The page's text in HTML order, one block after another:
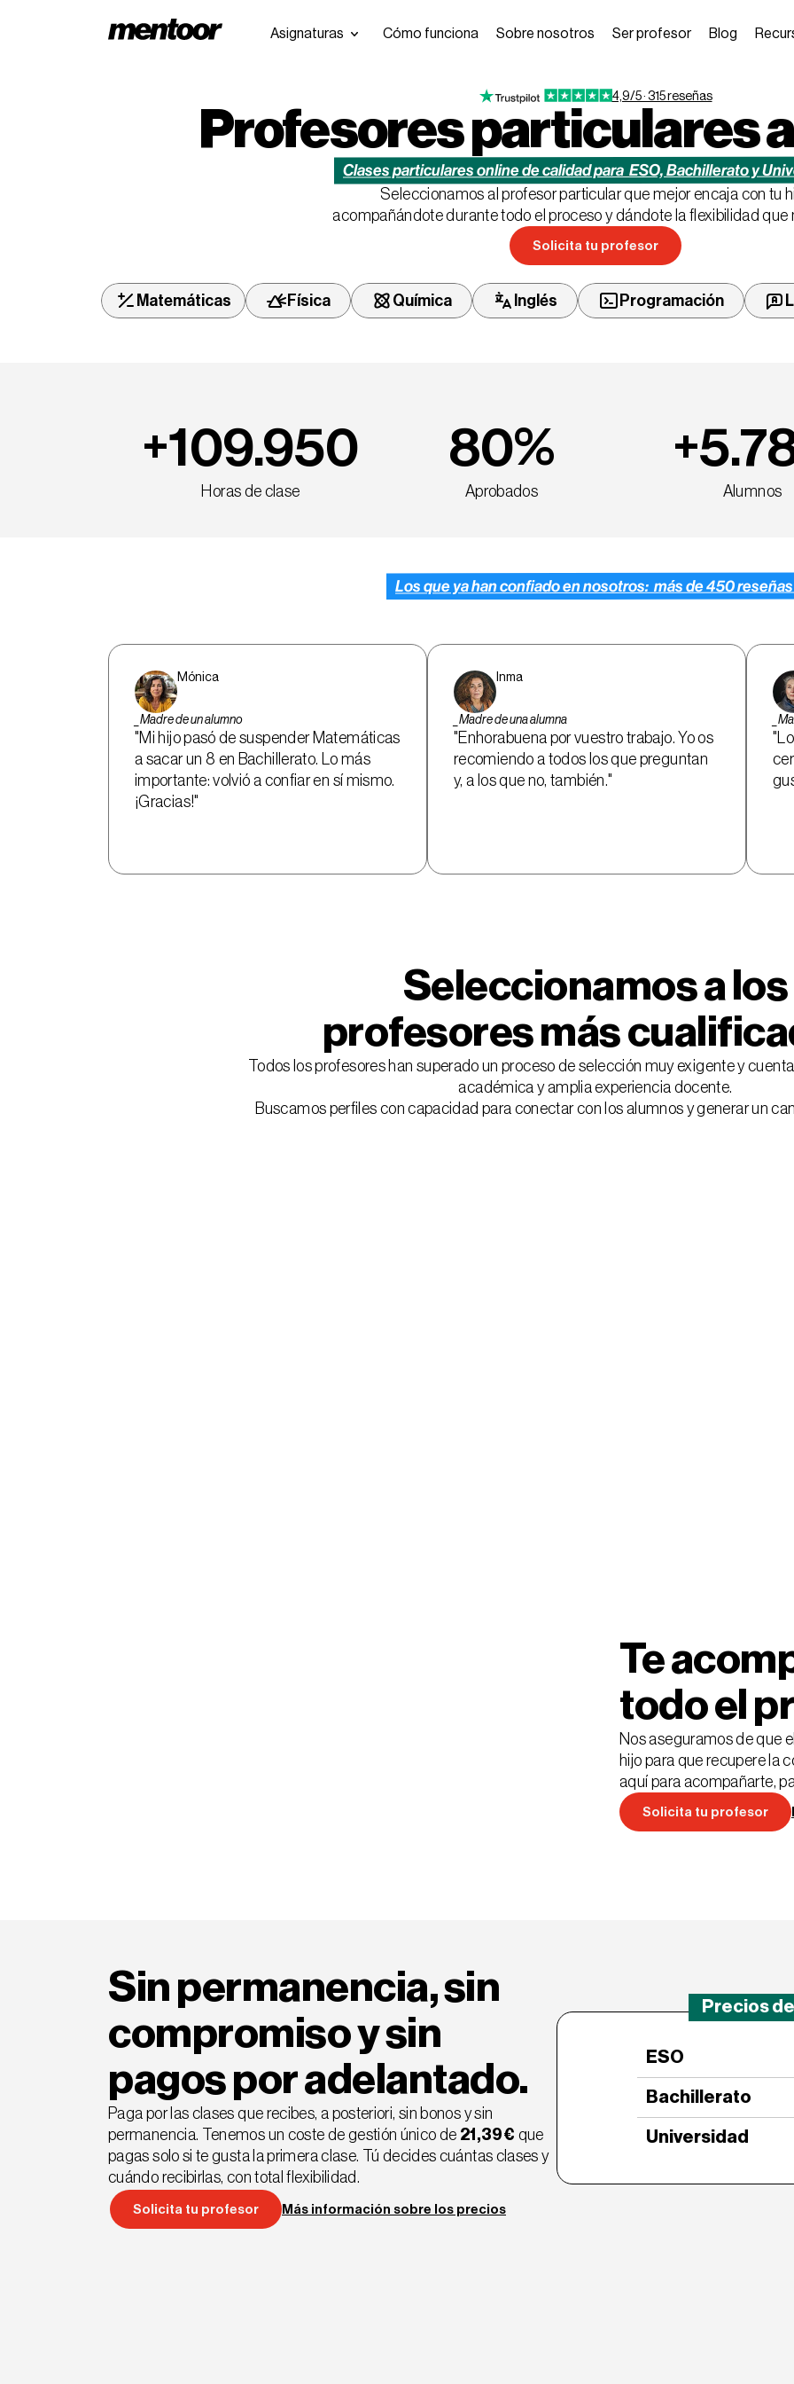
Asignaturas Cómo funciona Sobre nosotros Ser profesor Blog
4,9/5 · 315 reseñas
Profesores particulares
Clases particulares online de calidad para  ESO, Bachillerato y
Seleccionamos al profesor particular que mejor encaja con tu
acompañándote durante todo el proceso y dándote la flexibilidad que
Solicita tu profesor
Matemáticas Física Química Inglés Programación
+109.950
Horas de clase
80%
Aprobados
+
Alumnos
Los que ya han confiado en nosotros:  más de 450
Mónica
_Madre de un alumno
"Mi hijo pasó de suspender Matemáticas
a sacar un 8 en Bachillerato. Lo más
importante: volvió a confiar en sí mismo.
¡Gracias!"
Inma
_Madre de una alumna
"Enhorabuena por vuestro trabajo. Yo os
recomiendo a todos los que preguntan
y, a los que no, también."
Seleccionamos a los
profesores más
Todos los profesores han superado un proceso de selección muy exigente y
académica y amplia experiencia docente.
Buscamos perfiles con capacidad para conectar con los alumnos y generar un
Te
todo el
Nos aseguramos de que
hijo para que recupere la
aquí para acompañarte,
Solicita tu profesor
Sin permanencia, sin
compromiso y sin
pagos por adelantado.
Paga por las clases que recibes, a posteriori, sin bonos y sin
permanencia. Tenemos un coste de gestión único de 21,39€ que
pagas solo si te gusta la primera clase. Tú decides cuántas clases y
cuándo recibirlas, con total flexibilidad.
Solicita tu profesor
Más información sobre los precios
Precios
ESO
Bachillerato
Universidad